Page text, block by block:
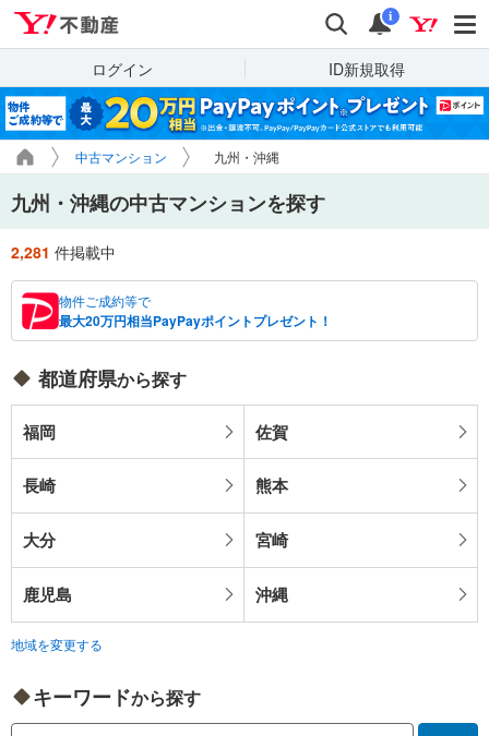
検索 通知
i
ログイン ID新規取得
中古マンション 九州・沖縄
九州・沖縄の中古マンションを探す
2,281 件掲載中
物件ご成約等で
最大20万円相当PayPayポイントプレゼント！
都道府県から探す
福岡 佐賀
長崎 熊本
大分 宮崎
鹿児島 沖縄
地域を変更する
キーワードから探す